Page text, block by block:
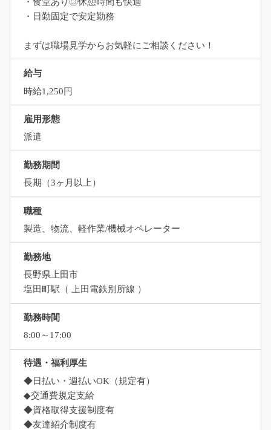
・日勤固定で安定勤務
まずは職場見学からお気軽にご相談ください！
給与
時給1,250円
雇用形態
派遣
勤務期間
長期（3ヶ月以上）
職種
製造、物流、軽作業/機械オペレーター
勤務地
長野県上田市
塩田町駅（ 上田電鉄別所線 ）
勤務時間
8:00～17:00
待遇・福利厚生
◆日払い・週払いOK（規定有）
◆交通費規定支給
◆資格取得支援制度有
◆友達紹介制度有